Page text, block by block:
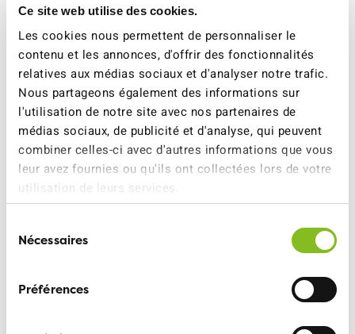
Ce site web utilise des cookies.
Les cookies nous permettent de personnaliser le
contenu et les annonces, d'offrir des fonctionnalités
relatives aux médias sociaux et d'analyser notre trafic.
Nous partageons également des informations sur
l'utilisation de notre site avec nos partenaires de
médias sociaux, de publicité et d'analyse, qui peuvent
combiner celles-ci avec d'autres informations que vous
leur avez fournies ou qu'ils ont collectées lors de votre
utilisation de leurs services.
Nécessaires
Préférences
sûrs.
Comment le 30 km/h est-il
réglementé aujourd’hui?
L’introduction du 30 km/h sur les routes principales suit
aujourd’hui une procédure claire et éprouvée: avant sa
mise en œuvre, une expertise doit confirmer que le 30
km/h est nécessaire, approprié et proportionné.
L’autorisation finale revient aux cantons. Ces décisions
sont toujours prises avec responsabilité et équilibre – le
Tribunal fédéral l’a confirmé à plusieurs reprises.
éprouvée devrait-elle être